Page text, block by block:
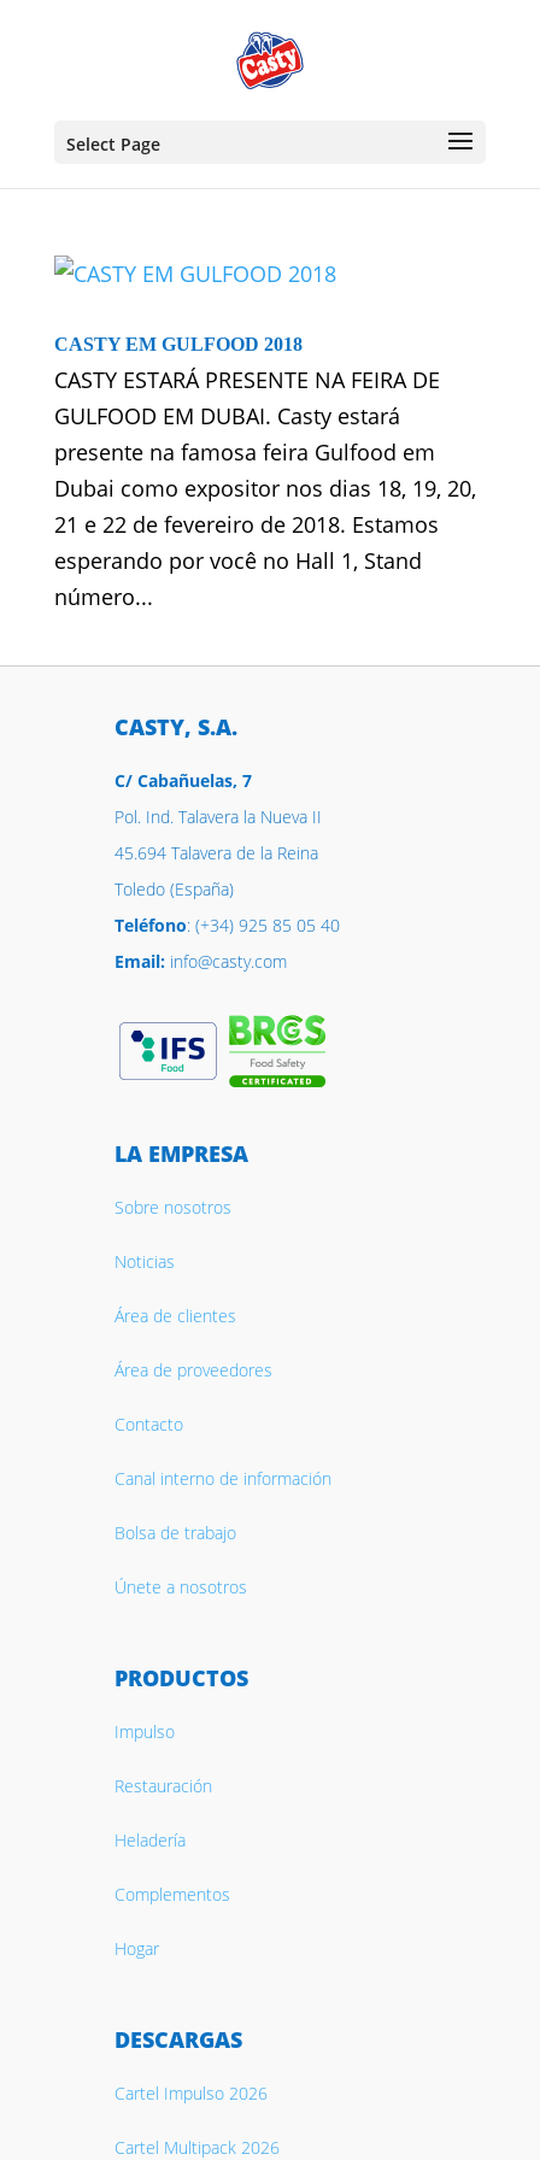
Select Page
CASTY EM GULFOOD 2018
CASTY ESTARÁ PRESENTE NA FEIRA DE
GULFOOD EM DUBAI. Casty estará
presente na famosa feira Gulfood em
Dubai como expositor nos dias 18, 19, 20,
21 e 22 de fevereiro de 2018. Estamos
esperando por você no Hall 1, Stand
número...
CASTY, S.A.
C/ Cabañuelas, 7
Pol. Ind. Talavera la Nueva II
45.694 Talavera de la Reina
Toledo (España)
Teléfono: (+34) 925 85 05 40
Email:info@casty.com
LA EMPRESA
Sobre nosotros
Noticias
Área de clientes
Área de proveedores
Contacto
Canal interno de información
Bolsa de trabajo
Únete a nosotros
PRODUCTOS
Impulso
Restauración
Heladería
Complementos
Hogar
DESCARGAS
Cartel Impulso 2026
Cartel Multipack 2026